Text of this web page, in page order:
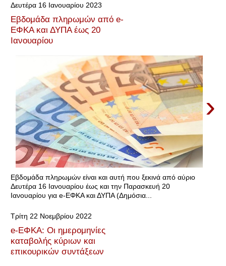
Δευτέρα 16 Ιανουαρίου 2023
Εβδομάδα πληρωμών από e-
ΕΦΚΑ και ΔΥΠΑ έως 20
Ιανουαρίου
›
Εβδομάδα πληρωμών είναι και αυτή που ξεκινά από αύριο
Δευτέρα 16 Ιανουαρίου έως και την Παρασκευή 20
Ιανουαρίου για e-ΕΦΚΑ και ΔΥΠΑ (Δημόσια...
Τρίτη 22 Νοεμβρίου 2022
e-ΕΦΚΑ: Οι ημερομηνίες
καταβολής κύριων και
επικουρικών συντάξεων